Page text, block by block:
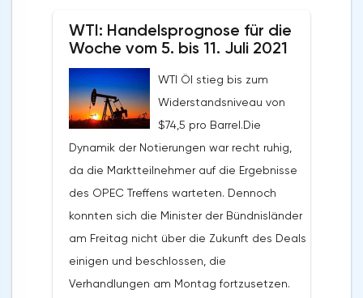
langfristige Potenzial von Gold bleibt
bestehen, auch trotz des aktuell niedrigen
Preisniveaus. Die Staatsausgaben und die
globale Verschuldung werden die
Zentralbanken dazu zwingen, die Zinssätze
so lange wie möglich auf einem
Mindestniveau zu halten. Der Rückgang des
Goldpreises sollte als Chance für
langfristige Investoren gesehen werden,
ihre Positionen zu erhöhen. Jeder
Preisrückgang wird von langfristigen
Investoren, vor allem aus Asien, aufgekauft
WTI: Handelsprognose für die
Woche vom 5. bis 11. Juli 2021
WTI Öl stieg bis zum
Widerstandsniveau von
$74,5 pro Barrel.Die
Dynamik der Notierungen war recht ruhig,
da die Marktteilnehmer auf die Ergebnisse
des OPEC Treffens warteten. Dennoch
konnten sich die Minister der Bündnisländer
am Freitag nicht über die Zukunft des Deals
einigen und beschlossen, die
Verhandlungen am Montag fortzusetzen.